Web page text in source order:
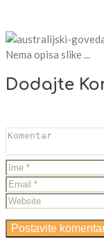
Nema opisa slike ...
Dodajte